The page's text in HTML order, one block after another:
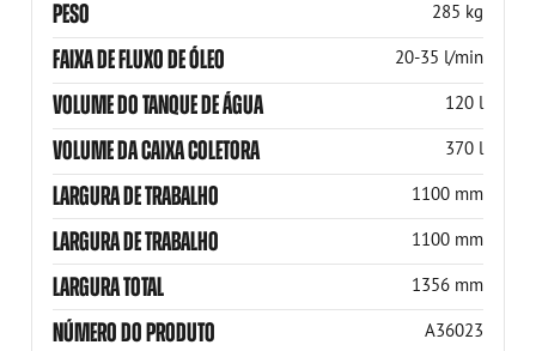
PESO 285 kg
FAIXA DE FLUXO DE ÓLEO 20-35 l/min
VOLUME DO TANQUE DE ÁGUA 120 l
VOLUME DA CAIXA COLETORA 370 l
LARGURA DE TRABALHO 1100 mm
LARGURA DE TRABALHO 1100 mm
LARGURA TOTAL 1356 mm
NÚMERO DO PRODUTO A36023